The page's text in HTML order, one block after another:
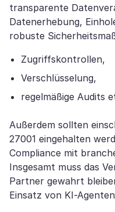
transparente
Datenerhebung,
robuste
Zugriffskontrollen,
Verschlüsselung,
regelmäßige Audits
Außerdem sollten
27001 eingehalten
Compliance mit
Insgesamt muss das
Partner gewahrt
Einsatz von KI-